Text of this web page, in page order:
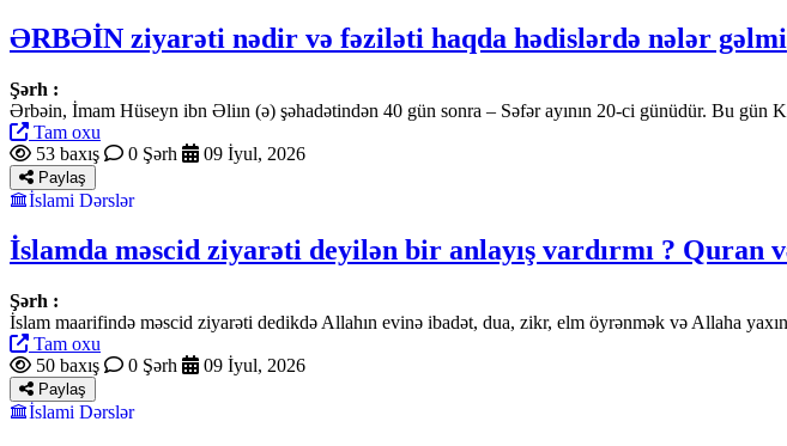
ƏRBƏİN ziyarəti nədir və fəziləti haqda hədislərdə nələr
Şərh :
Ərbəin, İmam Hüseyn ibn Əliın (ə) şəhadətindən 40 gün sonra – Səfər ayının 20-ci günüdür. Bu
Tam oxu
53 baxış
0 Şərh 09 İyul, 2026
Paylaş
İslami Dərslər
İslamda məscid ziyarəti deyilən bir anlayış vardırmı ? Quran
Şərh :
İslam maarifində məscid ziyarəti dedikdə Allahın evinə ibadət, dua, zikr, elm öyrənmək və Allaha
Tam oxu
50 baxış
0 Şərh 09 İyul, 2026
Paylaş
İslami Dərslər